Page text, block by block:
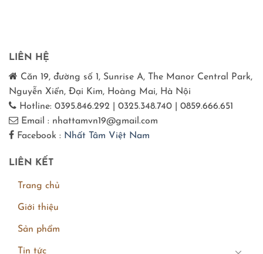
LIÊN HỆ
Căn 19, đường số 1, Sunrise A, The Manor Central Park,
Nguyễn Xiển, Đại Kim, Hoàng Mai, Hà Nội
Hotline: 0395.846.292 | 0325.348.740 | 0859.666.651
Email : nhattamvn19@gmail.com
Facebook : Nhất Tâm Việt Nam
LIÊN KẾT
Trang chủ
Giới thiệu
Sản phẩm
Tin tức